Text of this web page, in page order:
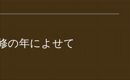
の年によせて